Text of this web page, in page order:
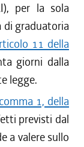
per la sola
di graduatoria
11 della
giorni dalla
legge.
1, della
previsti dal
a valere sullo